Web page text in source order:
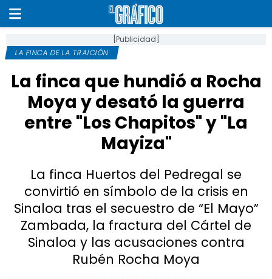
[Publicidad]
LA FINCA DE LA TRAICIÓN
La finca que hundió a Rocha
Moya y desató la guerra
entre "Los Chapitos" y "La
Mayiza"
La finca Huertos del Pedregal se
convirtió en símbolo de la crisis en
Sinaloa tras el secuestro de “El Mayo”
Zambada, la fractura del Cártel de
Sinaloa y las acusaciones contra
Rubén Rocha Moya